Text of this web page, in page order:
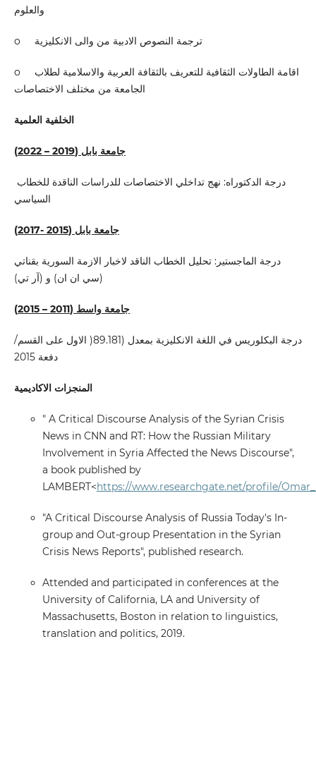
والعلوم
o ترجمة النصوص الادبية من والى الانكليزية
o اقامة الطاولات الثقافية للتعريف بالثقافة العربية والاسلامية لطلاب
الجامعة من مختلف الاختصاصات
الخلفية العلمية
جامعة بابل (2019 – 2022)
السياسي
جامعة بابل (2015 -2017)
درجة الماجستير: تحليل الخطاب الناقد لاخبار الازمة السورية بقناتي
(سي ان ان) و (آر تي)
جامعة واسط (2011 – 2015)
درجة البكلوريس في اللغة الانكليزية بمعدل (89.181( الاول على القسم/
دفعة 2015
المنجزات الاكاديمية
" A Critical Discourse Analysis of the Syrian Crisis
News in CNN and RT: How the Russian Military
Involvement in Syria Affected the News Discourse",
a book published by
LAMBERT<https://www.researchgate.net/profile/
"A Critical Discourse Analysis of Russia Today's In-
group and Out-group Presentation in the Syrian
Crisis News Reports", published research.
Attended and participated in conferences at the
University of California, LA and University of
Massachusetts, Boston in relation to linguistics,
translation and politics, 2019.